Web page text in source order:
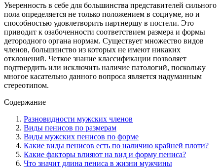
Уверенность в себе для большинства представителей сильного
пола определяется не только положением в социуме, но и
способностью удовлетворить партнершу в постели. Это
приводит к озабоченности соответствием размера и формы
детородного органа нормам. Существует множество видов
членов, большинство из которых не имеют никаких
отклонений. Четкое знание классификации позволяет
подтвердить или исключить наличие патологий, поскольку
многое касательно данного вопроса является надуманным
стереотипом.
Содержание
Разновидности мужских членов
Виды пенисов по размерам
Виды мужских пенисов по форме
Какие виды пенисов есть по наличию крайней плоти?
Какие факторы влияют на вид и форму пениса?
Что значит длина пениса в жизни мужчины